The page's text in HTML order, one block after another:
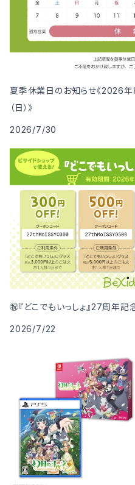
夏季休業日のお知らせ《2026
（日）》
2026/7/30
㊗️『どこでもいっしょ』27周年記
2026/7/22